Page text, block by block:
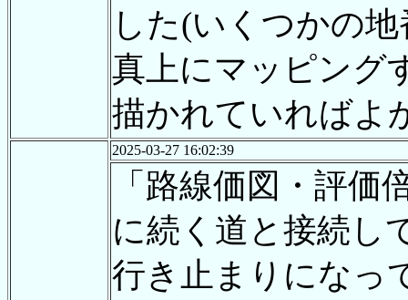
した(いくつかの
真上にマッピング
描かれていればよ
2025-03-27 16:02:39
「路線価図・評
に続く道と接続
行き止まりになっ